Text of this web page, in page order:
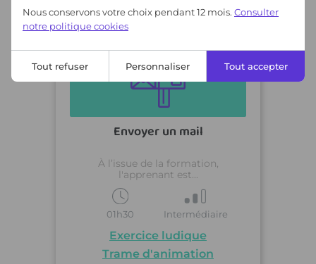
Envoyer un mail
À l’issue de la formation,
l'apprenant est...
01h30 Intermédiaire
Exercice ludique
Trame d'animation
Nous conservons votre choix pendant 12 mois. Consulter
notre politique cookies
Tout refuser Personnaliser Tout accepter